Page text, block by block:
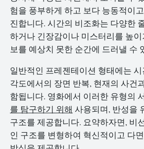
험을 풍부하게 하고 보다 능동적이
진합니다. 시간의 비조화는 다양한
하거나 긴장감이나 미스터리를 높
보를 예상치 못한 순간에 드러낼 수
일반적인 프레젠테이션 형태에는
각도에서의 장면 반복, 현재의 사건
함됩니다. 영화에서 이러한 유형의
를 탐구하기 위해 사용되며, 반성을
구조를 제공합니다. 요약하자면, 비
인 구조를 변형하여 혁신적이고 다